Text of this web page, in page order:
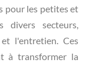
pour les petites et
divers secteurs,
l'entretien. Ces
à transformer la